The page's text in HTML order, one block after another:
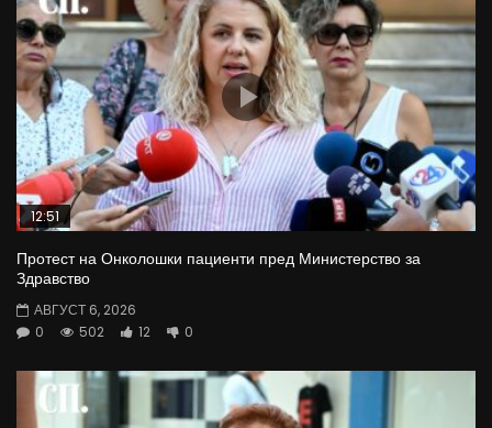
12:51
Протест на Онколошки пациенти пред Министерство за
Здравство
АВГУСТ 6, 2026
0
502 12 0